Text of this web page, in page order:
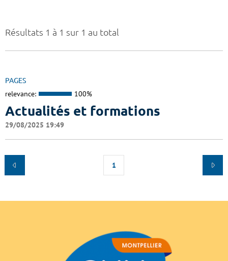
Résultats 1 à 1 sur 1 au total
PAGES
relevance: 100%
Actualités et formations
29/08/2025 19:49
1